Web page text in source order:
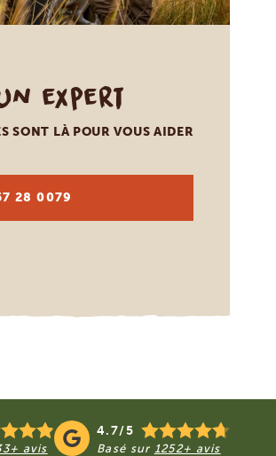
expert
SONT LÀ POUR VOUS AIDER
28 0079
avis
4.7/5
Basé sur 1252+ avis